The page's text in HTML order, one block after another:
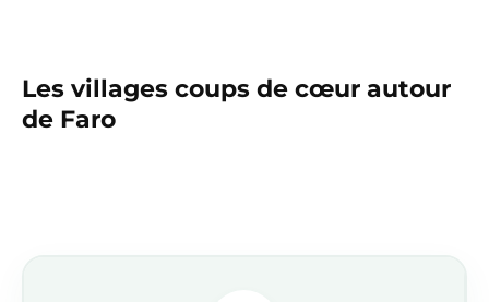
Les villages coups de cœur autour
de Faro